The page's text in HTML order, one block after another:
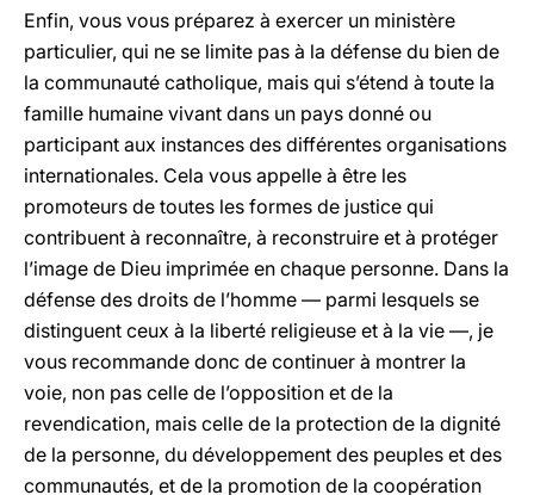
Enfin, vous vous préparez à exercer un ministère
particulier, qui ne se limite pas à la défense du bien de
la communauté catholique, mais qui s’étend à toute la
famille humaine vivant dans un pays donné ou
participant aux instances des différentes organisations
internationales. Cela vous appelle à être les
promoteurs de toutes les formes de justice qui
contribuent à reconnaître, à reconstruire et à protéger
l’image de Dieu imprimée en chaque personne. Dans la
défense des droits de l’homme — parmi lesquels se
distinguent ceux à la liberté religieuse et à la vie —, je
vous recommande donc de continuer à montrer la
voie, non pas celle de l’opposition et de la
revendication, mais celle de la protection de la dignité
de la personne, du développement des peuples et des
communautés, et de la promotion de la coopération